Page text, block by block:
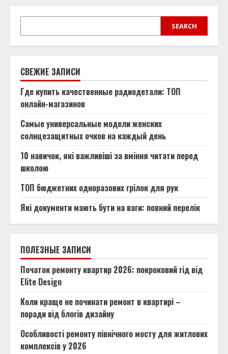
SEARCH SEARCH
СВЕЖИЕ ЗАПИСИ
Где купить качественные радиодетали: ТОП
онлайн-магазинов
Самые универсальные модели женских
солнцезащитных очков на каждый день
10 навичок, які важливіші за вміння читати перед
школою
ТОП бюджетних одноразових грілок для рук
Які документи мають бути на ваги: повний перелік
ПОЛЕЗНЫЕ ЗАПИСИ
Початок ремонту квартир 2026: покроковий гід від
Elite Design
Коли краще не починати ремонт в квартирі –
поради від блогів дизайну
Особливості ремонту північного мосту для житлових
комплексів у 2026